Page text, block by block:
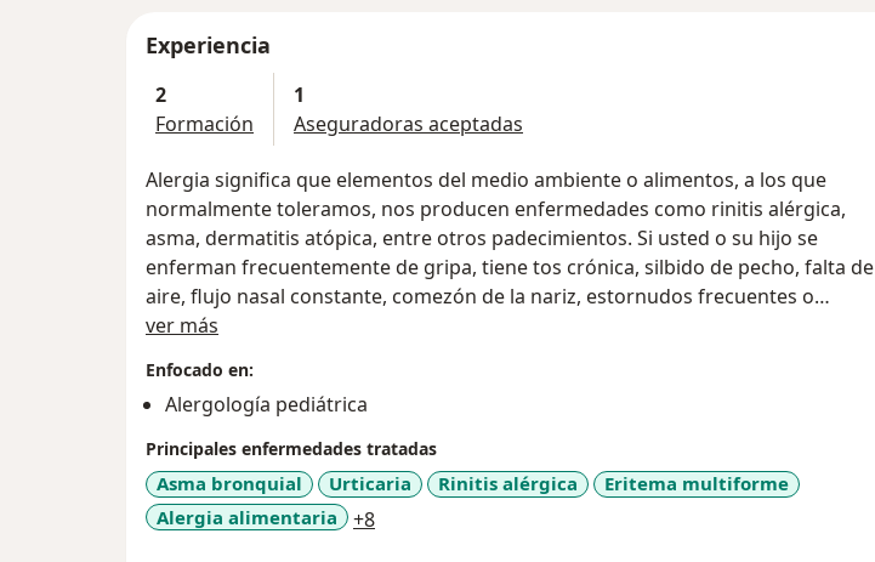
Experiencia
2
Formación
1
Aseguradoras aceptadas
Alergia significa que elementos del medio ambiente o alimentos, a los que
normalmente toleramos, nos producen enfermedades como rinitis alérgica,
asma, dermatitis atópica, entre otros padecimientos. Si usted o su hijo se
enferman frecuentemente de gripa, tiene tos crónica, silbido de pecho, falta de
aire, flujo nasal constante, comezón de la nariz, estornudos frecuentes o
problemas de comezón de piel, puede ser que este cursando con un
medicamentos o en todo caso utilizar inmunoterapia-alergeno-especifica,
llamada también vacuna, la cual puede ser inyectada o tomada. Todo esto para
controlar su problema alérgico.
El Dr Fernando Ito Tsuchiya es alergólogo pediatra certificado por el consejo
nacional de inmunología clínica y alergia y por el consejo mexicano de
certificación en pediatría. Altamente calificado en el aspecto profesional y ético
ver más
Enfocado en:
Alergología pediátrica
Principales enfermedades tratadas
Asma bronquial Urticaria Rinitis alérgica
Eritema multiforme
Alergia alimentaria
+8a11y_sr_more_diseases